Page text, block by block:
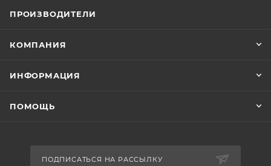
ПРОИЗВОДИТЕЛИ
КОМПАНИЯ
ИНФОРМАЦИЯ
ПОМОЩЬ
ПОДПИСАТЬСЯ НА РАССЫЛКУ